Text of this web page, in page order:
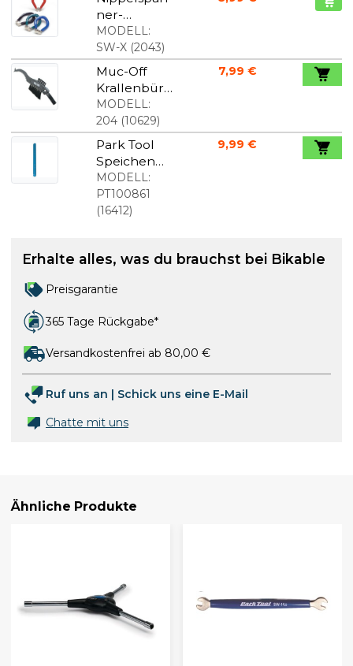
ner-
Parkwerkze
ug
MODELL:
SW-X(2043)
Muc-Off
Krallenbürs
te
MODELL:
204(10629)
7,99 €
Park Tool
Speichen
und
Lagerlehre
MODELL:
PT100861
(16412)
9,99 €
Erhalte alles, was du brauchst bei Bikable
Preisgarantie
365 Tage Rückgabe*
Versandkostenfrei ab 80,00 €
Ruf uns an
Schick uns eine E-Mail
Chatte mit uns
Ähnliche Produkte